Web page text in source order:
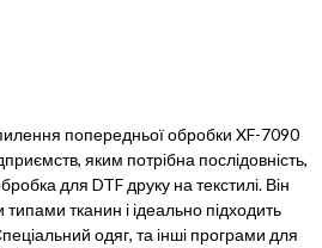
попередньої обробки XF-7090
яким потрібна послідовність,
для DTF друку на текстилі. Він
тканин і ідеально підходить
одяг, та інші програми для